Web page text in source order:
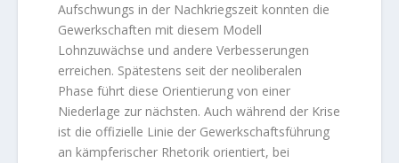
Aufschwungs in der Nachkriegszeit konnten die
Gewerkschaften mit diesem Modell
Lohnzuwächse und andere Verbesserungen
erreichen. Spätestens seit der neoliberalen
Phase führt diese Orientierung von einer
Niederlage zur nächsten. Auch während der Krise
ist die offizielle Linie der Gewerkschaftsführung
an kämpferischer Rhetorik orientiert, bei